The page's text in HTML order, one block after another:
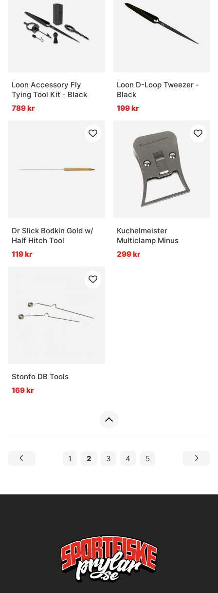
Loon Accessory Fly
Tying Tool Kit - Black
789 kr
Loon D-Loop Tweezer -
Black
199 kr
Dr Slick Bodkin Gold w/
Half Hitch Tool
119 kr
Kuchelmeister
Multiclamp Minus
299 kr
Stonfo DB Tools
169 kr
1 2 3 4 5